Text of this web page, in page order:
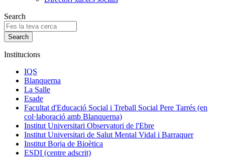
Search
Institucions
IQS
Blanquerna
La Salle
Esade
Facultat d'Educació Social i Treball Social Pere Tarrés (en
col·laboració amb Blanquerna)
Institut Universitari Observatori de l'Ebre
Institut Universitari de Salut Mental Vidal i Barraquer
Institut Borja de Bioètica
ESDI (centre adscrit)